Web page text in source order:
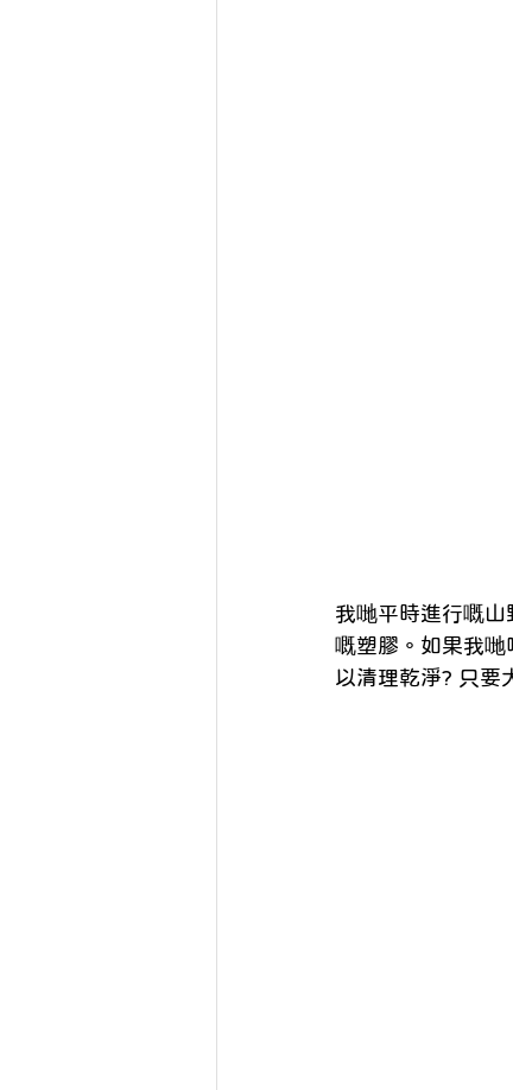
我哋平時進行嘅
嘅塑膠。如果我
以清理乾淨? 只要